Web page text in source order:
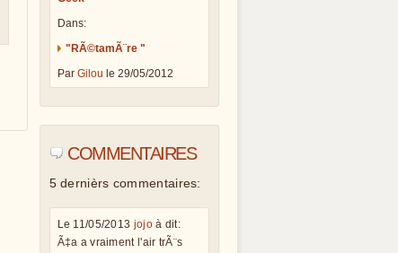
Dans:
"RÃ©tamÃ¨re "
Par Gilou le 29/05/2012
COMMENTAIRES
5 dernièrs commentaires:
Le 11/05/2013 jojoà dit:
Ã‡a a vraiment l'air trÃ¨s